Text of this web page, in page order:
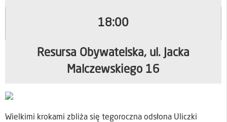
18:00
Resursa Obywatelska, ul. Jacka
Malczewskiego 16
Wielkimi krokami zbliża się tegoroczna odsłona Uliczki